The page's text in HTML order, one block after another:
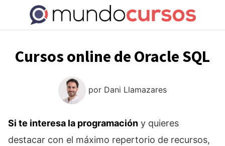
contenido
Cursos online de Oracle SQL
por Dani Llamazares
Si te interesa la programación y quieres
destacar con el máximo repertorio de recursos,